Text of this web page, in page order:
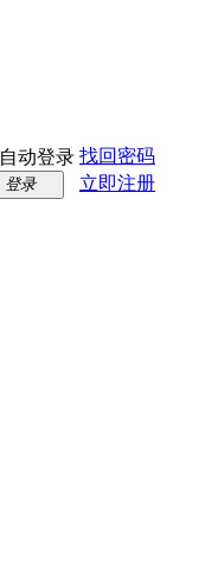
自动登录 找回密码
登录 立即注册